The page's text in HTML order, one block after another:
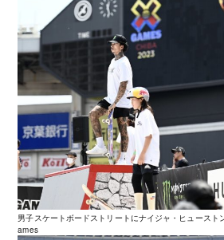
男子スケートボードストリートにナイジャ・ヒュース
ames